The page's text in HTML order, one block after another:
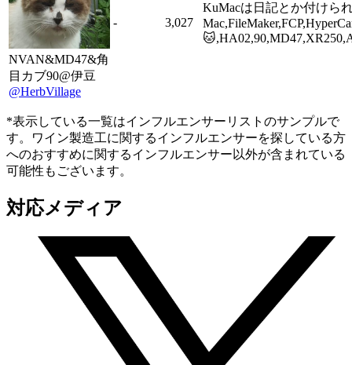
NVAN&MD47&角
目カブ90@伊豆
@HerbVillage
- 3,027
KuMacは日記とか付けら
*表示している一覧はインフルエンサーリストのサンプルで
す。ワイン製造工に関するインフルエンサーを探している方
へのおすすめに関するインフルエンサー以外が含まれている
可能性もございます。
対応メディア